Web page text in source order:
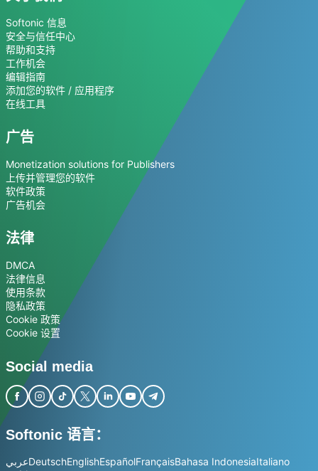
Softonic 信息
安全与信任中心
帮助和支持
工作机会
编辑指南
添加您的软件 / 应用程序
在线工具
广告
Monetization solutions for Publishers
上传并管理您的软件
软件政策
广告机会
法律
DMCA
法律信息
使用条款
隐私政策
Cookie 政策
Cookie 设置
Social media
Softonic 语言：
عربيDeutschEnglishEspañolFrançaisBahasa IndonesiaItaliano